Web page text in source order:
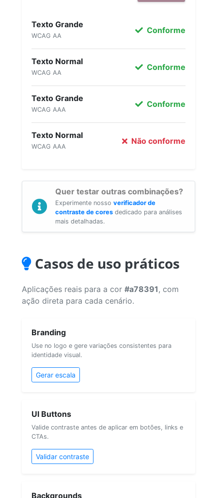
Texto Grande
WCAG AA
Conforme
Texto Normal
WCAG AA
Conforme
Texto Grande
WCAG AAA
Conforme
Texto Normal
WCAG AAA
Não conforme
Quer testar outras combinações?
Experimente nosso verificador de
contraste de cores dedicado para análises
mais detalhadas.
Casos de uso práticos
Aplicações reais para a cor #a78391 , com
ação direta para cada cenário.
Branding
Use no logo e gere variações consistentes para
identidade visual.
Gerar escala
UI Buttons
Valide contraste antes de aplicar em botões, links e
CTAs.
Validar contraste
Backgrounds